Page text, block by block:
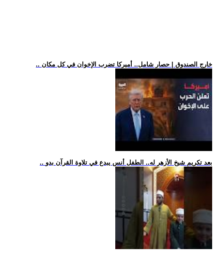
.. خارج الصندوق | حصار شامل.. أميركا تضرب الإخوان في كل مكان
.. بعد تكريم شيخ الأزهر له.. الطفل أنس يبدع في تلاوة القرآن بدو